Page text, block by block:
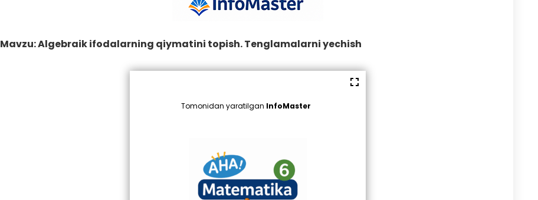
Mavzu: Algebraik ifodalarning qiymatini topish. Tenglamalarni yechish
Tomonidan yaratilgan InfoMaster